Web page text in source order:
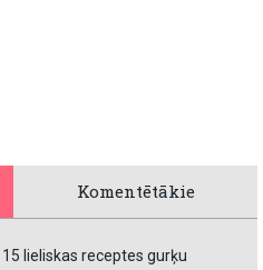
Komentētākie
lieliskas receptes gurķu